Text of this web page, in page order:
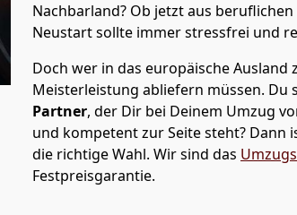
Nachbarland? Ob jetzt aus
Neustart sollte immer stressfrei und
Doch wer in das europäische
Meisterleistung abliefern müssen. Du
Partner, der Dir bei Deinem Umzug
und kompetent zur Seite steht? Dann
die richtige Wahl. Wir sind das
Festpreisgarantie.